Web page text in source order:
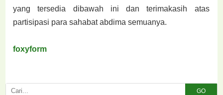
yang tersedia dibawah ini dan terimakasih atas
partisipasi para sahabat abdima semuanya.
foxyform
GO